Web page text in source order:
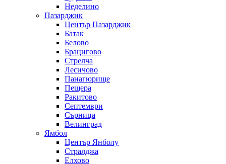
Неделино
Пазарджик
Център Пазарджик
Батак
Белово
Брацигово
Стрелча
Лесичово
Панагюрище
Пещера
Ракитово
Септември
Сърница
Велинград
Ямбол
Център Янболу
Стралджа
Елхово